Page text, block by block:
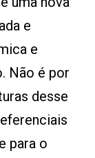
e
e
Não é por
desse
para o